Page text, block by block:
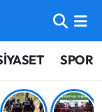
SPOR